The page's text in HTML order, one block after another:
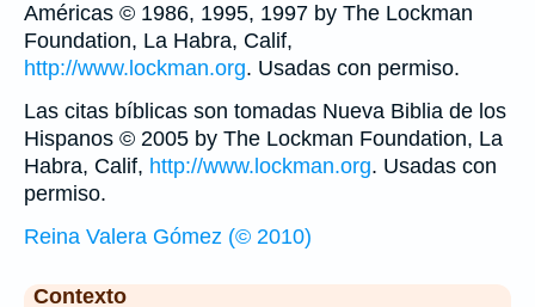
Américas © 1986, 1995, 1997 by The Lockman
Foundation, La Habra, Calif,
http://www.lockman.org. Usadas con permiso.
Las citas bíblicas son tomadas Nueva Biblia de los
Hispanos © 2005 by The Lockman Foundation, La
Habra, Calif, http://www.lockman.org. Usadas con
permiso.
Reina Valera Gómez (© 2010)
Contexto